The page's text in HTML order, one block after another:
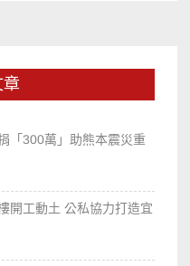
「300萬」助熊本震災重
開工動土 公私協力打造宜